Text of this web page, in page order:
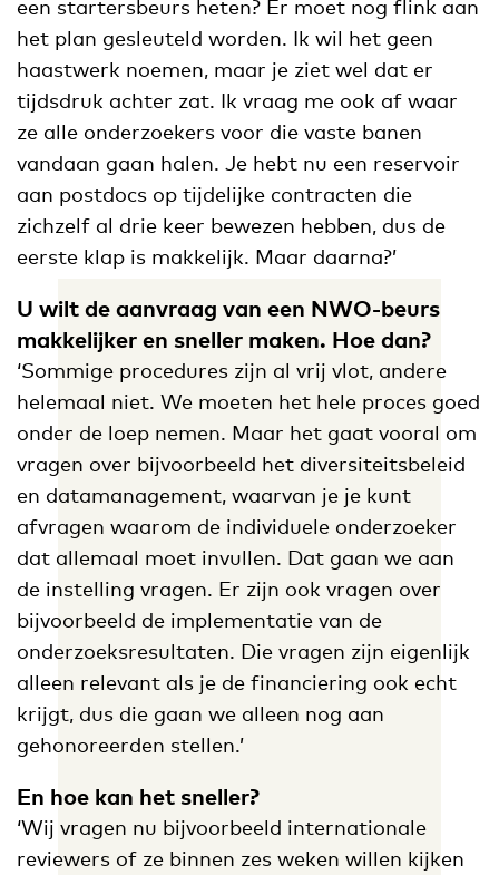
een startersbeurs heten? Er moet nog flink aan
het plan gesleuteld worden. Ik wil het geen
haastwerk noemen, maar je ziet wel dat er
tijdsdruk achter zat. Ik vraag me ook af waar
ze alle onderzoekers voor die vaste banen
vandaan gaan halen. Je hebt nu een reservoir
aan postdocs op tijdelijke contracten die
zichzelf al drie keer bewezen hebben, dus de
eerste klap is makkelijk. Maar daarna?’
U wilt de aanvraag van een NWO-beurs
makkelijker en sneller maken. Hoe dan?
‘Sommige procedures zijn al vrij vlot, andere
helemaal niet. We moeten het hele proces goed
onder de loep nemen. Maar het gaat vooral om
vragen over bijvoorbeeld het diversiteitsbeleid
en datamanagement, waarvan je je kunt
afvragen waarom de individuele onderzoeker
dat allemaal moet invullen. Dat gaan we aan
de instelling vragen. Er zijn ook vragen over
bijvoorbeeld de implementatie van de
onderzoeksresultaten. Die vragen zijn eigenlijk
alleen relevant als je de financiering ook echt
krijgt, dus die gaan we alleen nog aan
gehonoreerden stellen.’
En hoe kan het sneller?
‘Wij vragen nu bijvoorbeeld internationale
reviewers of ze binnen zes weken willen kijken